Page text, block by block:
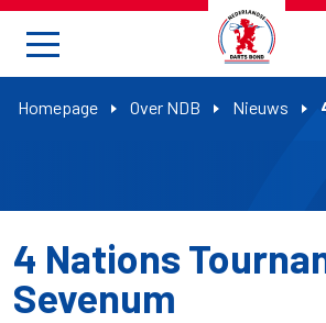
Homepage Over NDB Nieuws
4 Nations
Sevenum